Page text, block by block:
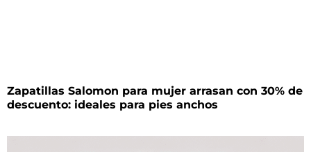
Zapatillas Salomon para mujer arrasan con 30% de
descuento: ideales para pies anchos